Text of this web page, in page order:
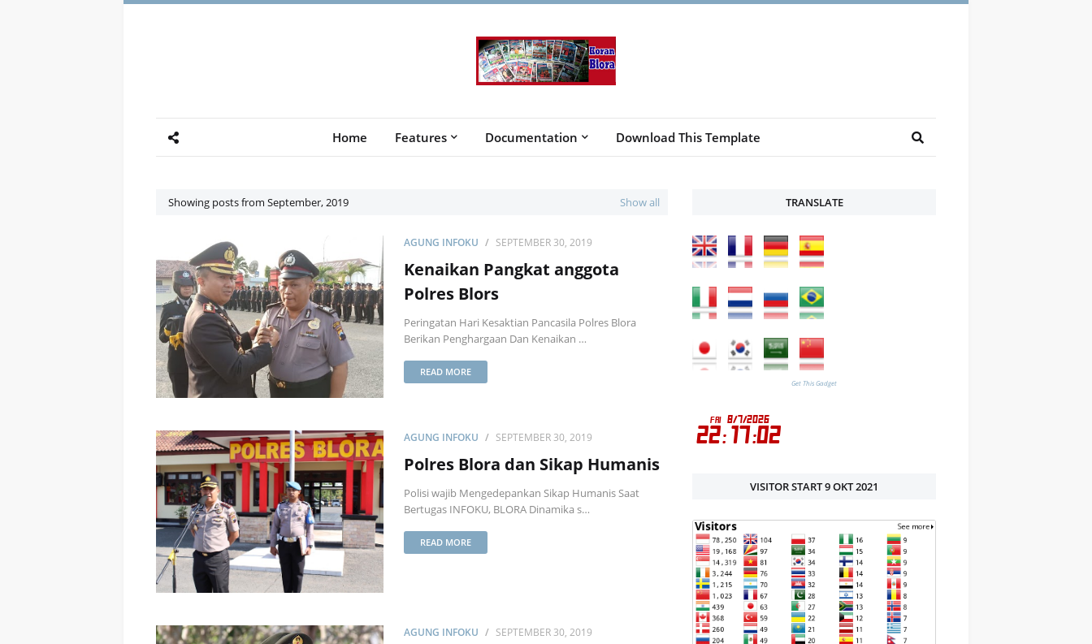
Home Features Documentation Download This Template
Showing posts from September, 2019 Show all
AGUNG INFOKU SEPTEMBER 30, 2019
Kenaikan Pangkat anggota
Polres Blors
Peringatan Hari Kesaktian Pancasila Polres Blora
Berikan Penghargaan Dan Kenaikan …
READ MORE
AGUNG INFOKU SEPTEMBER 30, 2019
Polres Blora dan Sikap Humanis
Polisi wajib Mengedepankan Sikap Humanis Saat
Bertugas INFOKU, BLORA Dinamika s…
READ MORE
AGUNG INFOKU SEPTEMBER 30, 2019
TRANSLATE
Get This Gadget
VISITOR START 9 OKT 2021